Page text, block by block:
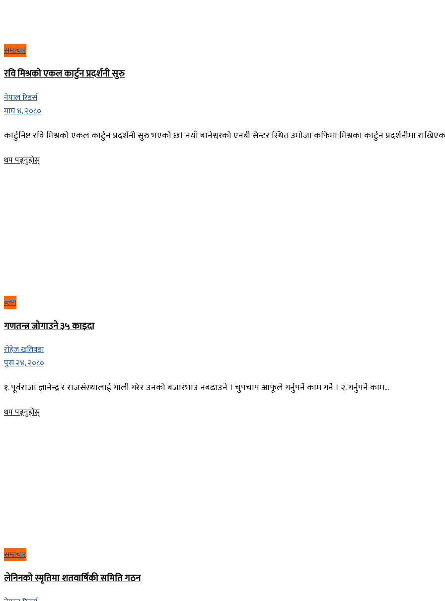
समाचार
रवि मिश्रको एकल कार्टुन प्रदर्शनी सुरु
नेपाल रिडर्स
माघ ४, २०८०
कार्टुनिष्ट रवि मिश्रको एकल कार्टुन प्रदर्शनी सुरु भएको छ। नयाँ बानेश्वरको एनबी सेन्टर स्थित उमोजा कफिमा मिश्रका कार्टुन प्रदर्शनीमा
थप पढ्नुहोस्Details
ब्लग
गणतन्त्र जोगाउने ३५ काइदा
रोहेज खतिवडा
पुस २४, २०८०
१. पूर्वराजा ज्ञानेन्द्र र राजसंस्थालाई गाली गरेर उनको बजारभाउ नबढाउने । चुपचाप आफूले गर्नुपर्ने काम गर्ने । २. गर्नुपर्ने काम...
थप पढ्नुहोस्Details
समाचार
लेनिनको स्मृतिमा शतवार्षिकी समिति गठन